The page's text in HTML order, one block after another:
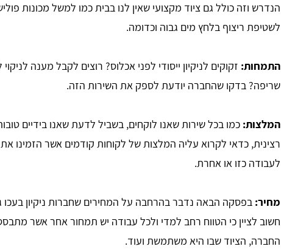
הנדרש וזה כולל גם ציוד מקצועי שאין לנו בבית כמו למשל מכונות
לשטיפת ריצוף בלחץ מים גבוה וכדומה.
התמחות: זקוקים לניקיון ייסודי לפני אכלוס? רוצים לקבל מענה
שריפה? בדקו שהחברה יודעת לספק את השירות הזה.
המלצות: כמו בכל שירות שאנו לוקחים, בשביל לדעת שאנו בידיים
רצינית, כדאי לקרוא עליה המלצות של לקוחות קודמים אשר הזמינו
לעבודה כזו או אחרת.
מחיר: בפסקה הבאה נדבר בהרחבה על המחירים שחברות ניקיון בעכו
חשוב לציין כי הטווח רחב למדי ולכל עבודה יש תמחור אחר אשר
החברה, הציוד שבו היא משתמשת ועוד.
levi
תודה :)
Daniel Zafrani